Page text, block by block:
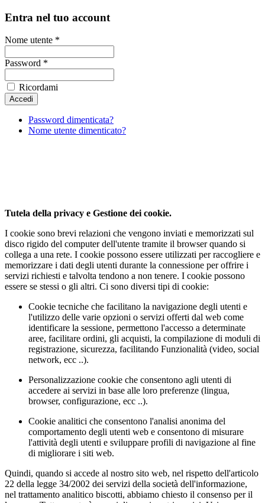
Entra nel tuo account
Nome utente *
Password *
Ricordami
Password dimenticata?
Nome utente dimenticato?
Tutela della privacy e Gestione dei cookie.
I cookie sono brevi relazioni che vengono inviati e memorizzati sul
disco rigido del computer dell'utente tramite il browser quando si
collega a una rete. I cookie possono essere utilizzati per raccogliere e
memorizzare i dati degli utenti durante la connessione per offrire i
servizi richiesti e talvolta tendono a non tenere. I cookie possono
essere se stessi o gli altri. Ci sono diversi tipi di cookie:
Cookie tecniche che facilitano la navigazione degli utenti e
l'utilizzo delle varie opzioni o servizi offerti dal web come
identificare la sessione, permettono l'accesso a determinate
aree, facilitare ordini, gli acquisti, la compilazione di moduli di
registrazione, sicurezza, facilitando Funzionalità (video, social
network, ecc ..).
Personalizzazione cookie che consentono agli utenti di
accedere ai servizi in base alle loro preferenze (lingua,
browser, configurazione, ecc ..).
Cookie analitici che consentono l'analisi anonima del
comportamento degli utenti web e consentono di misurare
l'attività degli utenti e sviluppare profili di navigazione al fine
di migliorare i siti web.
Quindi, quando si accede al nostro sito web, nel rispetto dell'articolo
22 della legge 34/2002 dei servizi della società dell'informazione,
nel trattamento analitico biscotti, abbiamo chiesto il consenso per il